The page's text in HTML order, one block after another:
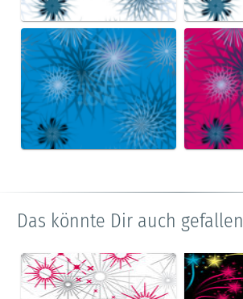
Das könnte Dir auch gefallen